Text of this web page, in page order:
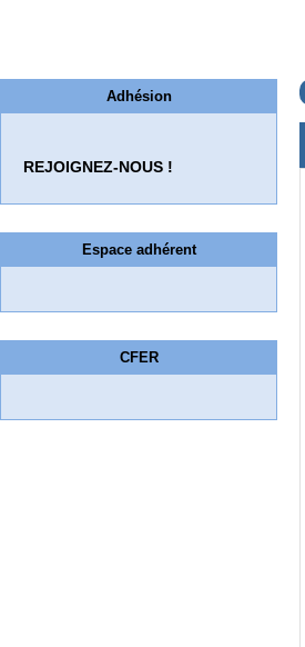
Adhésion
REJOIGNEZ-NOUS !
Espace adhérent
CFER